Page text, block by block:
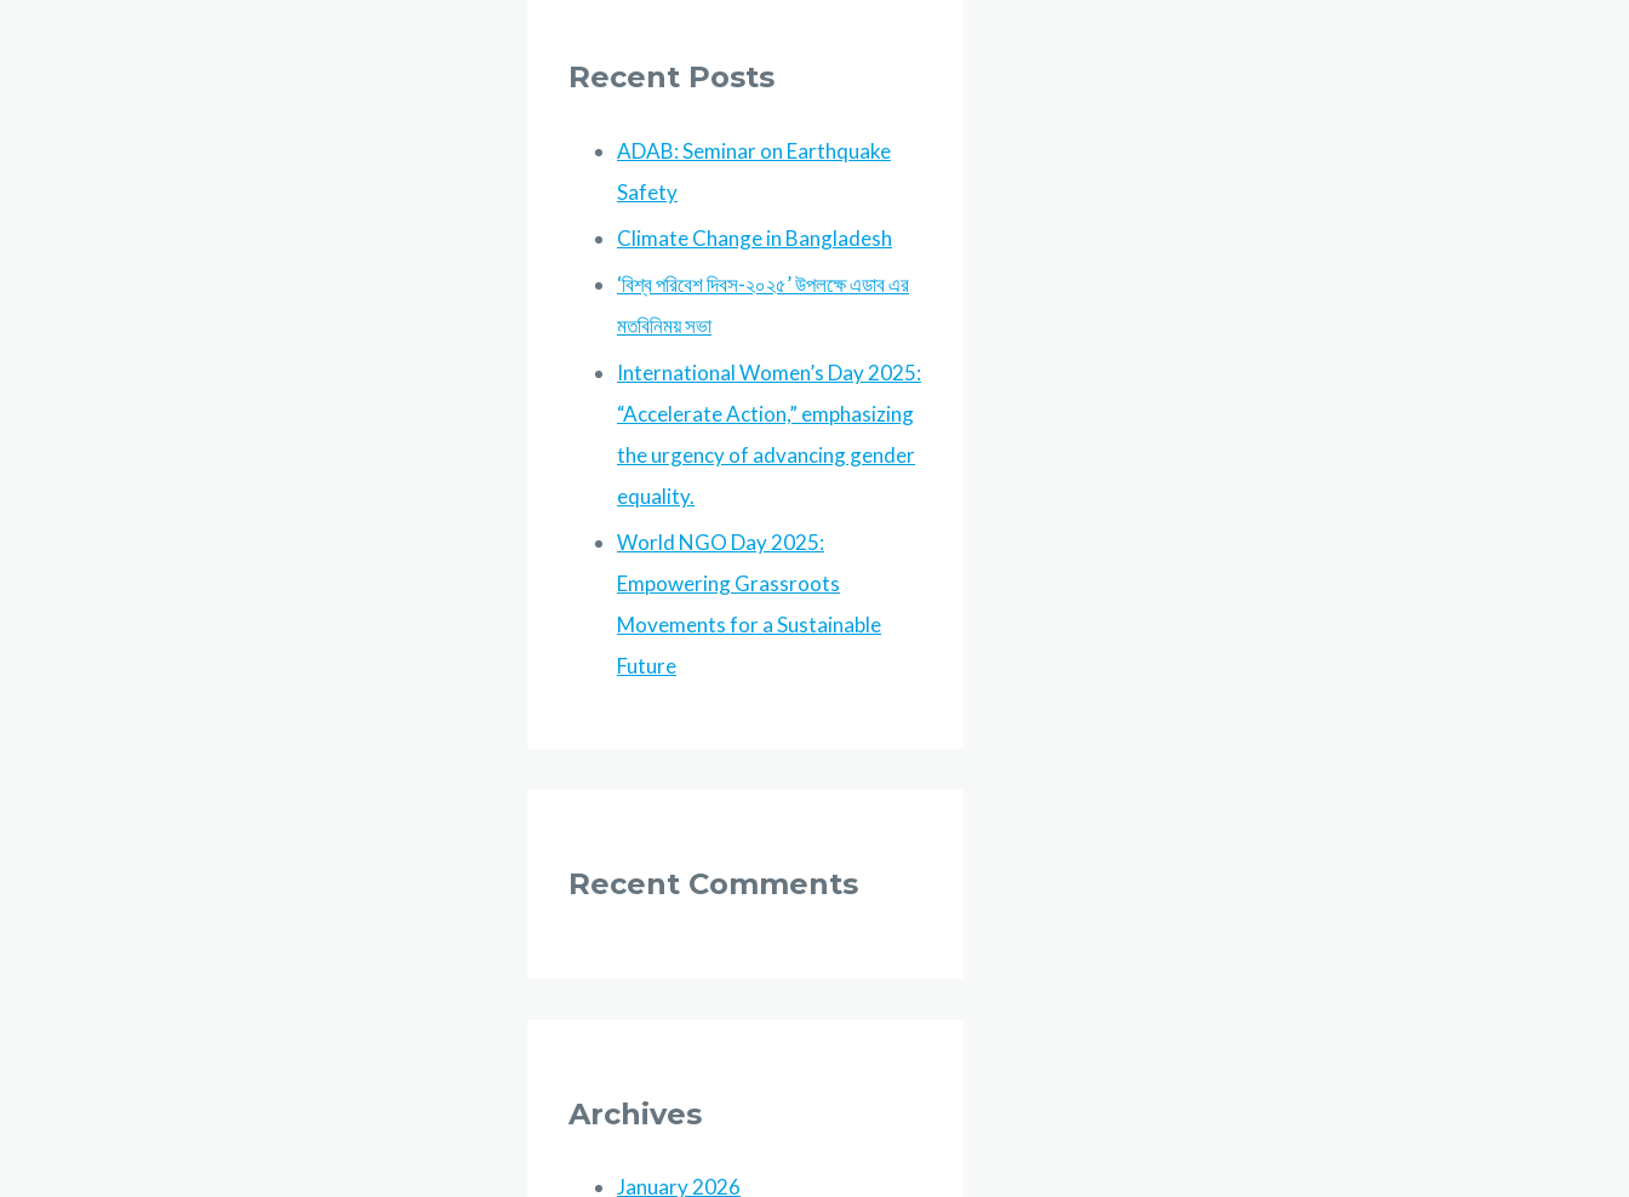
Recent Posts
ADAB: Seminar on Earthquake
Safety
Climate Change in Bangladesh
‘বিশ্ব পরিবেশ দিবস-২০২৫’ উপলক্ষে এডাব এর
মতবিনিময় সভা
International Women’s Day 2025:
“Accelerate Action,” emphasizing
the urgency of advancing gender
equality.
World NGO Day 2025:
Empowering Grassroots
Movements for a Sustainable
Future
Recent Comments
Archives
January 2026